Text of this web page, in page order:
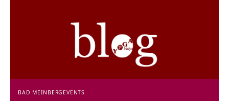
BAD MEINBERG EVENTS